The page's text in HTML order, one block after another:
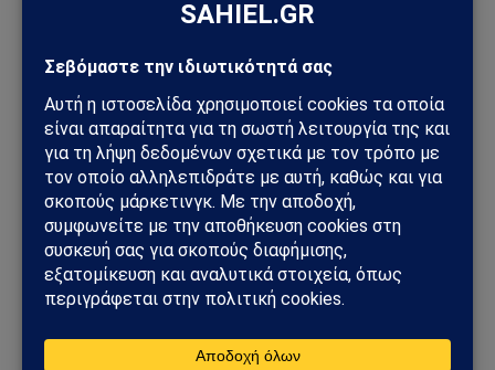
Κυριάκος Βελόπουλος: «Βυθίστε τους Τούρκους
στο Αιγαίο» – Η δήλωση που άναψε φωτιές στη
Βουλή
06/06/2026